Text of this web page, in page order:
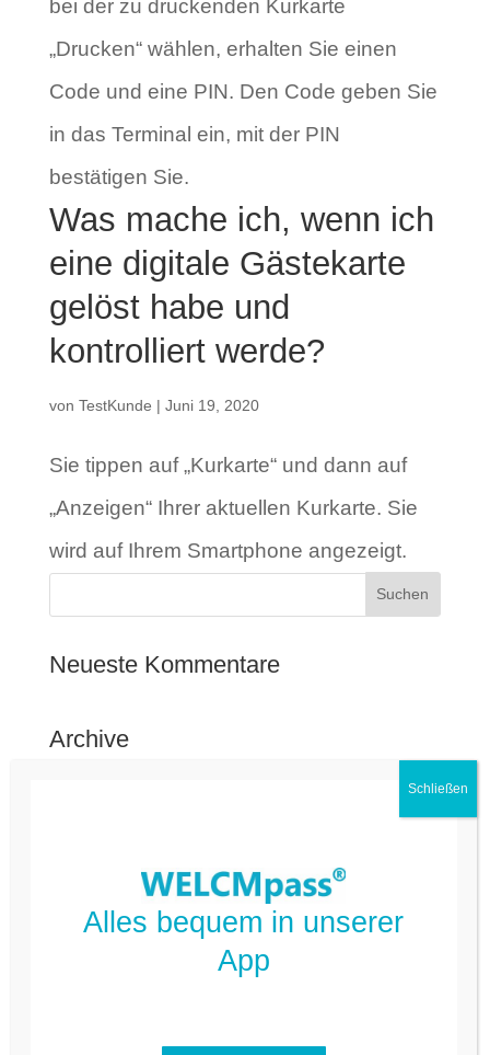
bei der zu druckenden Kurkarte
„Drucken“ wählen, erhalten Sie einen
Code und eine PIN. Den Code geben Sie
in das Terminal ein, mit der PIN
bestätigen Sie.
Was mache ich, wenn ich
eine digitale Gästekarte
gelöst habe und
kontrolliert werde?
von TestKunde | Juni 19, 2020
Sie tippen auf „Kurkarte“ und dann auf
„Anzeigen“ Ihrer aktuellen Kurkarte. Sie
wird auf Ihrem Smartphone angezeigt.
Neueste Kommentare
Archive
FAQ Kommune
Alles bequem in unserer
App